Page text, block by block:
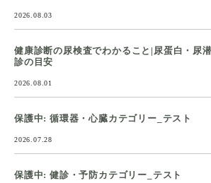
2026.08.03
健康診断の尿検査でわかること|尿蛋白・尿
診の目安
2026.08.01
保護中: 循環器・心臓カテゴリー_テスト
2026.07.28
保護中: 健診・予防カテゴリー_テスト